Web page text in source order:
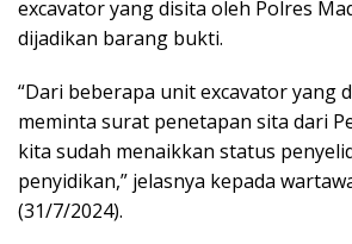
excavator yang disita oleh Polres
dijadikan barang bukti.
“Dari beberapa unit excavator yang
meminta surat penetapan sita dari
kita sudah menaikkan status
penyidikan,” jelasnya kepada
(31/7/2024).